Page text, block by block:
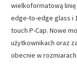
wielkoformatową
edge-to-edge glass i
touch P-Cap. Nowe
użytkownikach oraz
obecnie w